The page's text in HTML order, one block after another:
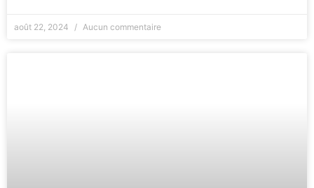
août 22, 2024 Aucun commentaire